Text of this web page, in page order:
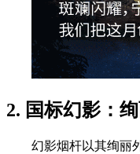
2. 国标幻影：
幻影烟杆以其绚丽